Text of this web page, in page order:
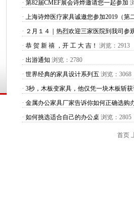
· 第82届CMEF展会诗烨邀请您一起参加
· 上海诗烨医疗家具诚邀您参加2019（第
· ２月１４｜热烈欢迎三家医院到我司参
· 恭 贺 新 禧 ，开 工 大 吉！ 浏览：2913
· 出游通知 浏览：2780
· 世界经典的家具设计系列五 浏览：3068
· 3秒，木板变家具，他仅凭一块木板斩
· 金属办公家具厂家告诉你如何正确选购
· 如何挑选适合自己的办公桌 浏览：2805
首页